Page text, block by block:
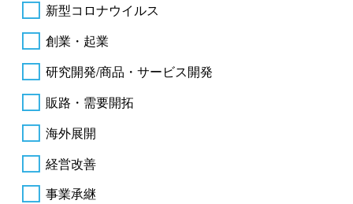
新型コロナウイルス
創業・起業
研究開発/商品・サービス開発
販路・需要開拓
海外展開
経営改善
事業承継